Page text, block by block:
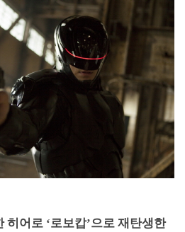
히어로 ‘로보캅’으로 재탄생한